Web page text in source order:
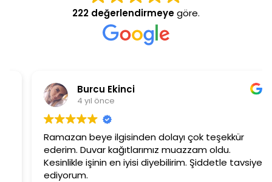
222 değerlendirmeyegöre.
Burcu Ekinci
4 yıl önce
Ramazan beye ilgisinden dolayı çok teşekkür
ederim. Duvar kağıtlarımız muazzam oldu.
Kesinlikle işinin en iyisi diyebilirim. Şiddetle tavsiye
ediyorum.